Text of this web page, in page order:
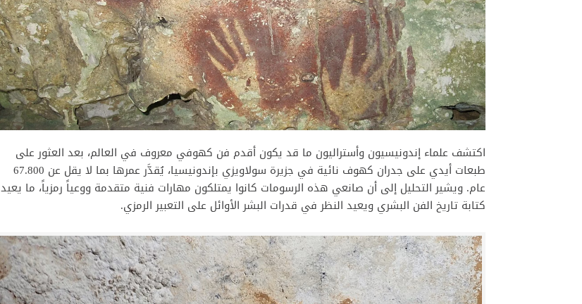
اكتشف علماء إندونيسيون وأستراليون ما قد يكون أقدم فن كهوفي معروف في العالم، بعد العثور على
طبعات أيدي على جدران كهوف نائية في جزيرة سولاويزي بإندونيسيا، يُقدَّر عمرها بما لا يقل عن 67.800
عام. ويشير التحليل إلى أن صانعي هذه الرسومات كانوا يمتلكون مهارات فنية متقدمة ووعياً رمزياً، ما يعيد
كتابة تاريخ الفن البشري ويعيد النظر في قدرات البشر الأوائل على التعبير الرمزي.